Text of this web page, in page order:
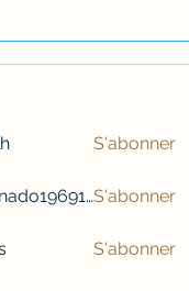
S'abonner
JesseMaldonado1969116S'abonner
S'abonner